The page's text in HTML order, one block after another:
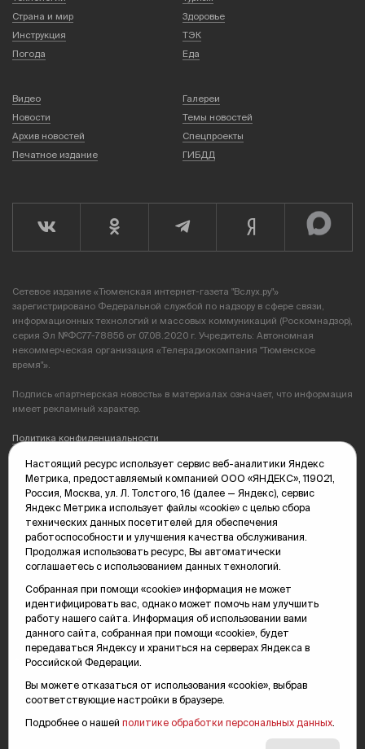
Страна и мир
Здоровье
Инструкция
ТЭК
Погода
Еда
Видео
Галереи
Новости
Темы новостей
Архив новостей
Спецпроекты
Печатное издание
ГИБДД
Сетевое издание «Тюменская интернет-газета "Вслух.ру"»
зарегистрировано Федеральной службой по надзору в сфере связи,
информационных технологий и массовых коммуникаций (Роскомнадзор),
серия Эл №ФС77-78856 от 07.08.2020 г. Учредитель: Автономная
некоммерческая организация «Телерадиокомпания "Тюменское
время"».
Подпись «партнерская новость» в материалах означает, что информация
имеет рекламный характер.
Политика конфиденциальности
Редакция: 625035, Тюмень, пр. Геологоразведчиков, 28А
(3452) 68-89-05
edit@vsluh.ru
Главный редактор: Панкина Т.Ю.
kika@vsluh.ru
По вопросам рекламы:
(3452) 68-89-78
kotovaev@sibinformburo.ru
mim@vsluh.ru
16+
Настоящий ресурс использует сервис веб-аналитики Яндекс
Метрика, предоставляемый компанией ООО «ЯНДЕКС», 119021,
Россия, Москва, ул. Л. Толстого, 16 (далее — Яндекс), сервис
Яндекс Метрика использует файлы «cookie» с целью сбора
технических данных посетителей для обеспечения
работоспособности и улучшения качества обслуживания.
Продолжая использовать ресурс, Вы автоматически
соглашаетесь с использованием данных технологий.
Собранная при помощи «cookie» информация не может
идентифицировать вас, однако может помочь нам улучшить
работу нашего сайта. Информация об использовании вами
данного сайта, собранная при помощи «cookie», будет
передаваться Яндексу и храниться на серверах Яндекса в
Российской Федерации.
Вы можете отказаться от использования «cookie», выбрав
соответствующие настройки в браузере.
Подробнее о нашей политике обработки персональных данных